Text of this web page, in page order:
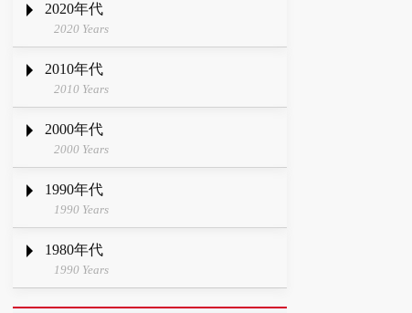
2020年代
2020 Years
2010年代
2010 Years
2000年代
2000 Years
1990年代
1990 Years
1980年代
1990 Years